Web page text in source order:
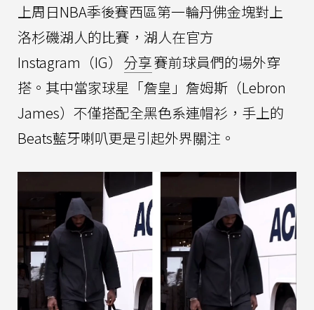
上周日NBA季後賽西區第一輪丹佛金塊對上
洛杉磯湖人的比賽，湖人在官方
Instagram（IG） 分享賽前球員們的場外穿
搭。其中當家球星「詹皇」詹姆斯（Lebron
James）不僅搭配全黑色系連帽衫，手上的
Beats藍牙喇叭更是引起外界關注。